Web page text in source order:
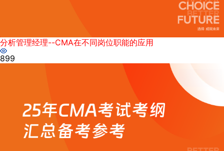
分析管理经理--CMA在不同岗位职能的应用
899